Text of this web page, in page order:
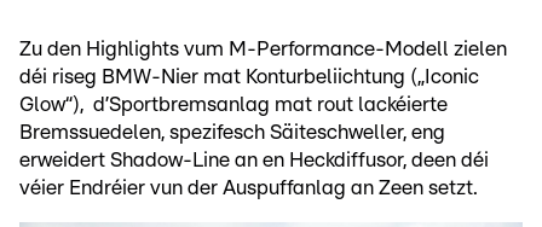
Zu den Highlights vum M-Performance-Modell zielen
déi riseg BMW-Nier mat Konturbeliichtung („Iconic
Glow“), d’Sportbremsanlag mat rout lackéierte
Bremssuedelen, spezifesch Säiteschweller, eng
erweidert Shadow-Line an en Heckdiffusor, deen déi
véier Endréier vun der Auspuffanlag an Zeen setzt.